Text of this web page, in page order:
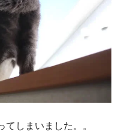
しまいました。。